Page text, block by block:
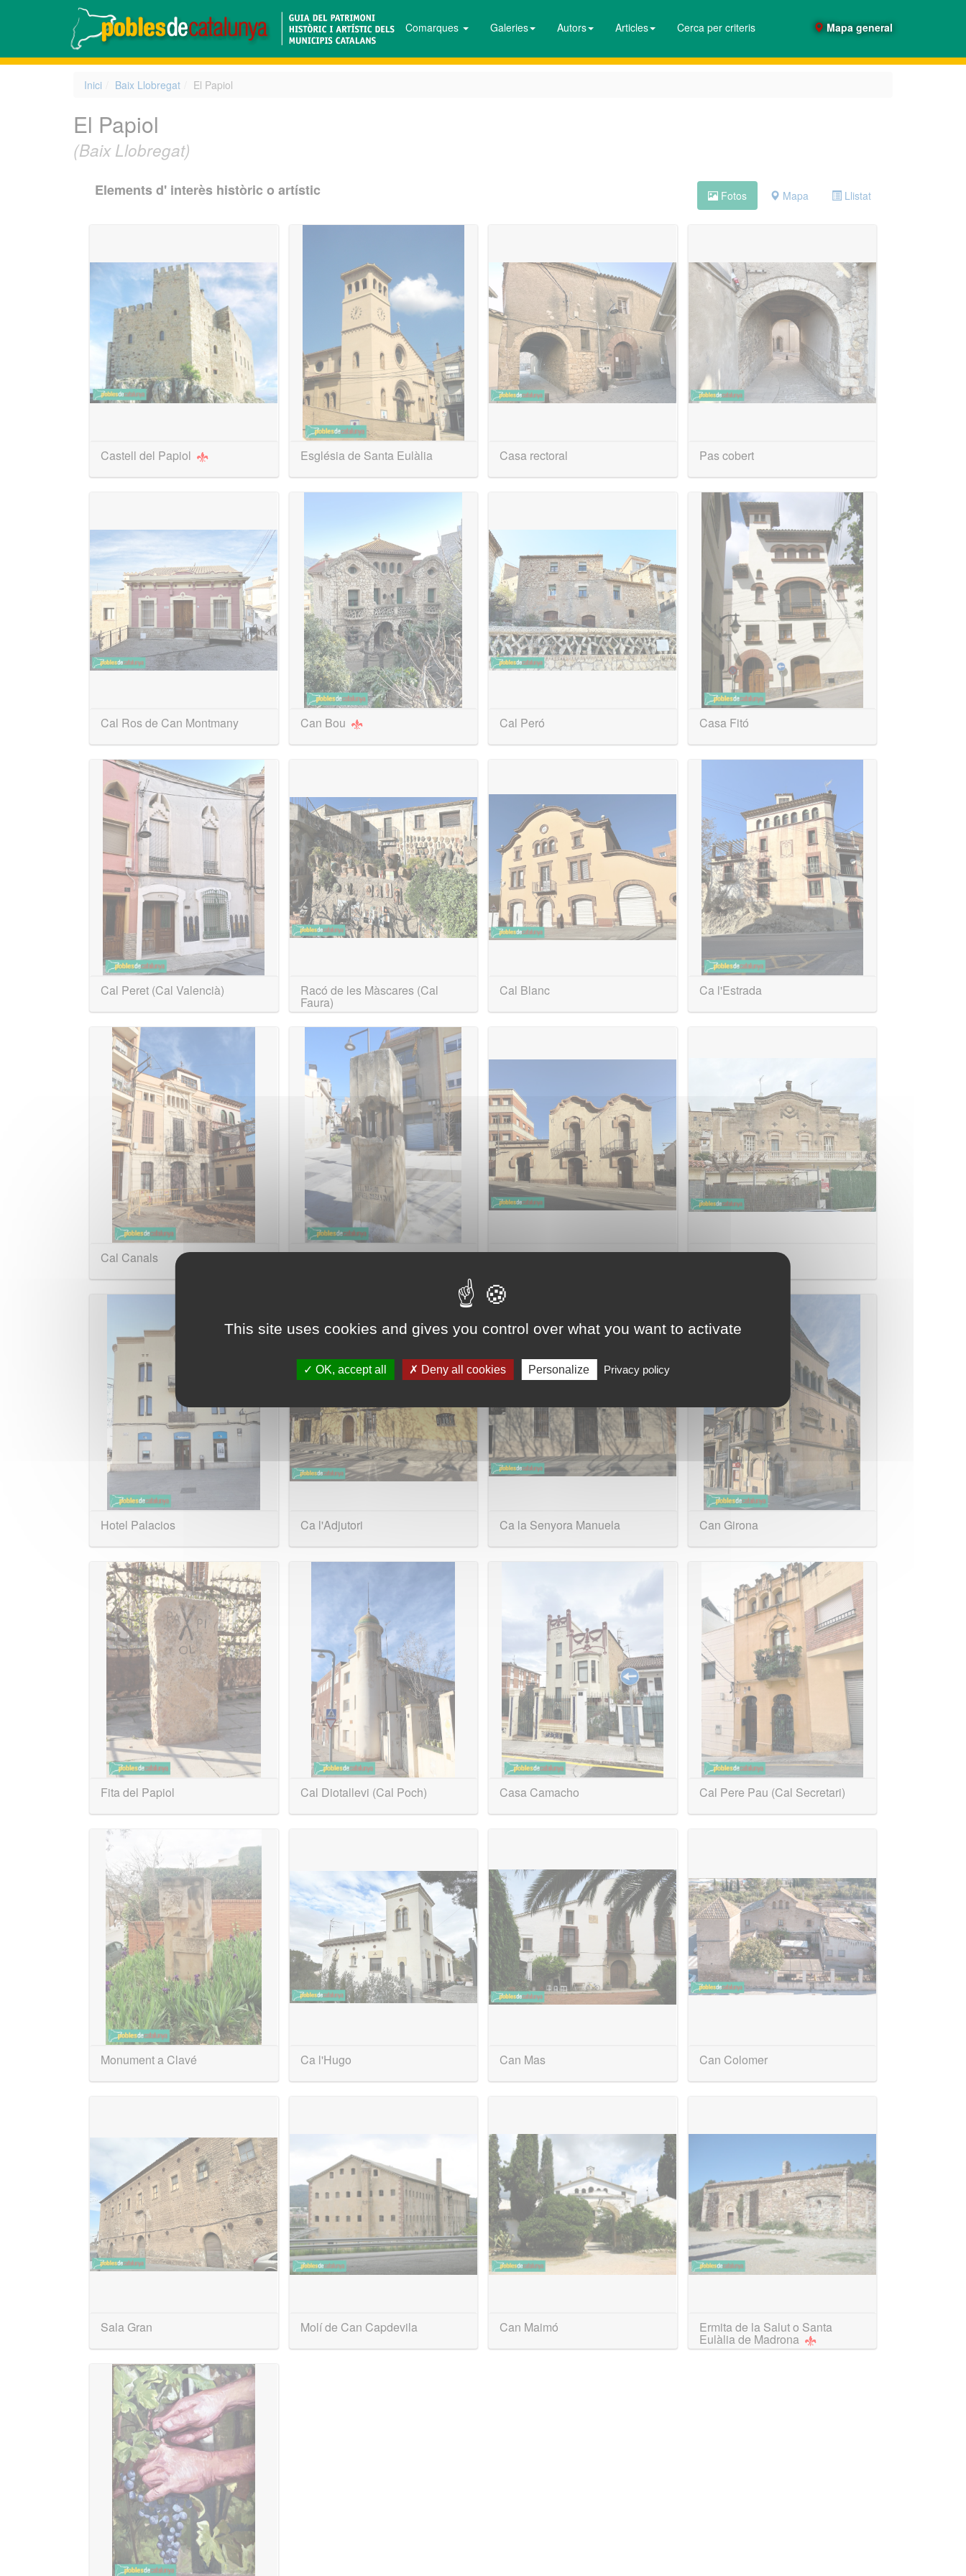
Comarques Galeries Autors Articles Cerca per criteris Mapa general
Inici Baix Llobregat El Papiol
El Papiol
(Baix Llobregat)
Elements d' interès històric o artístic Fotos Mapa Llistat
Castell del Papiol
Cal Ros de Can Montmany
Cal Peret (Cal Valencià)
Cal Canals
Hotel Palacios
Fita del Papiol
Monument a Clavé
Sala Gran
Església de Santa Eulàlia
Can Bou
Racó de les Màscares (Cal
Faura)
Monument a Rafael Casanova
Ca l'Adjutori
Cal Diotallevi (Cal Poch)
Ca l'Hugo
Molí de Can Capdevila
Casa rectoral
Cal Peró
Cal Blanc
Cal Joanet de l'Hostal
Ca la Senyora Manuela
Casa Camacho
Can Mas
Can Maimó
Pas cobert
Casa Fitó
Ca l'Estrada
Cal Roig
Can Girona
Cal Pere Pau (Cal Secretari)
Can Colomer
Ermita de la Salut o Santa
Eulàlia de Madrona
This site uses cookies and gives you control over what you want to activate
OK, accept all Deny all cookies Personalize Privacy policy